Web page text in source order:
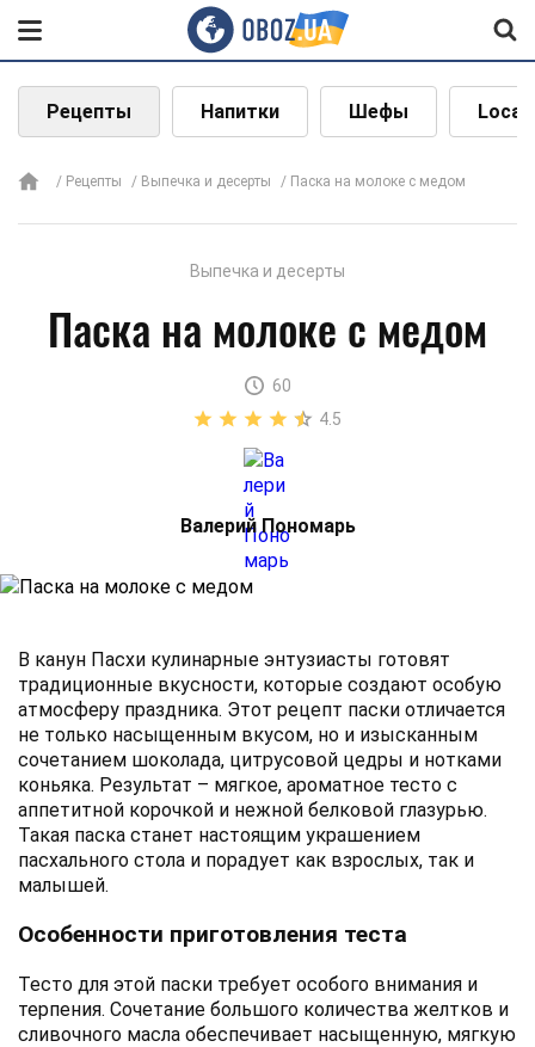
Рецепты Напитки Шефы Local
Рецепты Выпечка и десерты Паска на молоке с медом
Выпечка и десерты
Паска на молоке с медом
60
4.5
Валерий Пономарь
В канун Пасхи кулинарные энтузиасты готовят
традиционные вкусности, которые создают особую
атмосферу праздника. Этот рецепт паски отличается
не только насыщенным вкусом, но и изысканным
сочетанием шоколада, цитрусовой цедры и нотками
коньяка. Результат – мягкое, ароматное тесто с
аппетитной корочкой и нежной белковой глазурью.
Такая паска станет настоящим украшением
пасхального стола и порадует как взрослых, так и
малышей.
Особенности приготовления теста
Тесто для этой паски требует особого внимания и
терпения. Сочетание большого количества желтков и
сливочного масла обеспечивает насыщенную, мягкую